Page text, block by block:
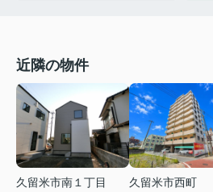
近隣の物件
久留米市南１丁目
久留米市西町